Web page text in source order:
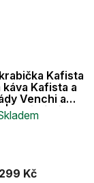
Kafista
káva Kafista a
Venchi a
| Ideální dárek
kávy
299 Kč